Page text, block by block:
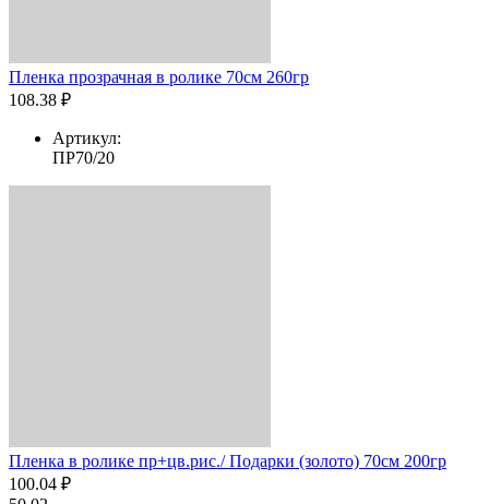
Пленка прозрачная в ролике 70см 260гр
108.38 ₽
Артикул:
ПР70/20
Пленка в ролике пр+цв.рис./ Подарки (золото) 70см 200гр
100.04 ₽